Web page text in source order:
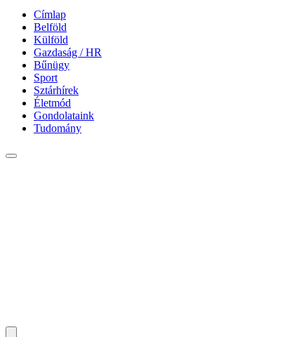
Címlap
Belföld
Külföld
Gazdaság / HR
Bűnügy
Sport
Sztárhírek
Életmód
Gondolataink
Tudomány